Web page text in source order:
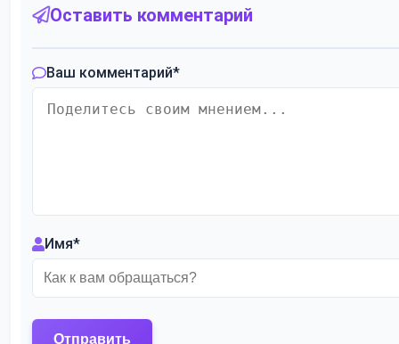
Оставить комментарий
Ваш комментарий*
Имя*